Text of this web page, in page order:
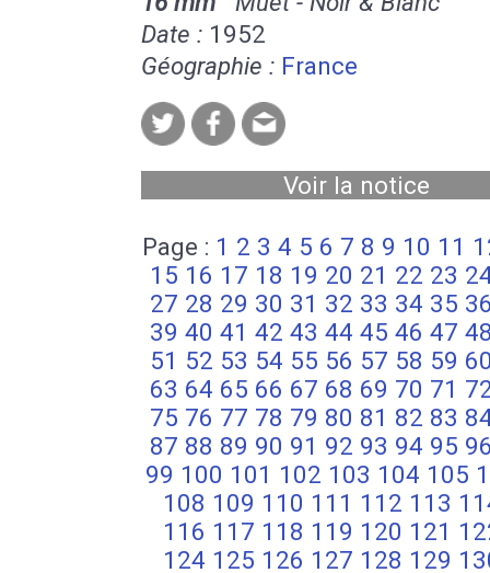
Date : 1952
Géographie : France
Voir la notice
Page : 1 2 3 4 5 6 7 8 9 10 11
15 16 17 18 19 20 21 22 23
27 28 29 30 31 32 33 34 35
39 40 41 42 43 44 45 46 47
51 52 53 54 55 56 57 58 59
63 64 65 66 67 68 69 70 71
75 76 77 78 79 80 81 82 83
87 88 89 90 91 92 93 94 95
99 100 101 102 103 104 105
108 109 110 111 112 113
116 117 118 119 120 121
124 125 126 127 128 129